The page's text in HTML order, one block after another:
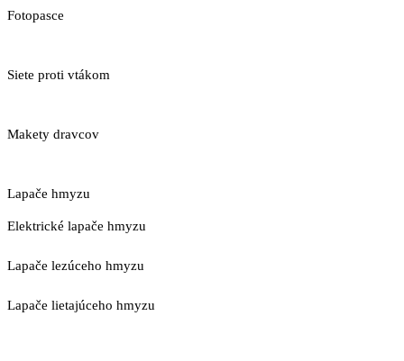
Fotopasce
Siete proti vtákom
Makety dravcov
Lapače hmyzu
Elektrické lapače hmyzu
Lapače lezúceho hmyzu
Lapače lietajúceho hmyzu